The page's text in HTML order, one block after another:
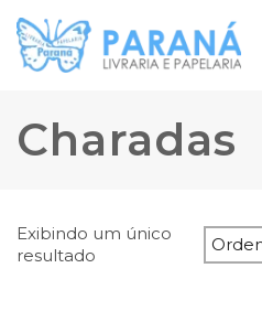
Charadas
Exibindo um único
resultado